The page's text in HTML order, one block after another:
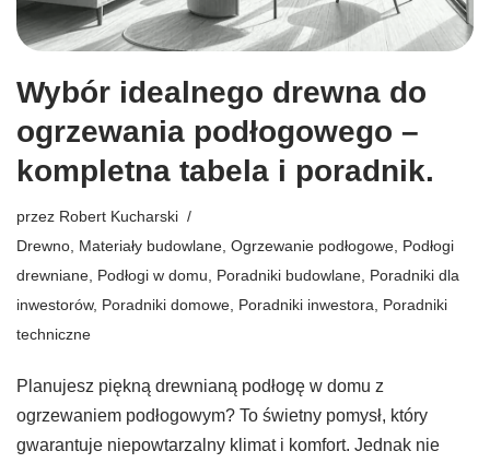
Wybór idealnego drewna do
ogrzewania podłogowego –
kompletna tabela i poradnik.
przez Robert Kucharski
Drewno Materiały budowlane Ogrzewanie podłogowe Podłogi
drewniane Podłogi w domu Poradniki budowlane Poradniki dla
inwestorów, Poradniki domowe Poradniki inwestora
Poradniki
techniczne
Planujesz piękną drewnianą podłogę w domu z
ogrzewaniem podłogowym? To świetny pomysł, który
gwarantuje niepowtarzalny klimat i komfort. Jednak nie